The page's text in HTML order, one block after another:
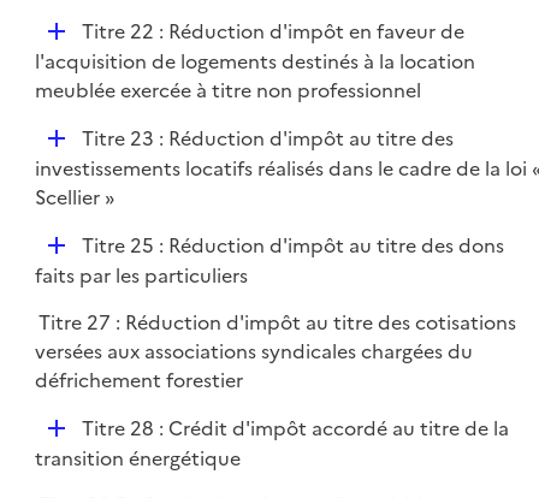
r
D
é
p
e
r
Titre 22 : Réduction d'impôt en faveur de
l'acquisition de logements destinés à la location
meublée exercée à titre non professionnel
D
é
p
e
Titre 23 : Réduction d'impôt au titre des
investissements locatifs réalisés dans le cadre de la loi
Scellier »
D
é
l
i
e
Titre 25 : Réduction d'impôt au titre des dons
faits par les particuliers
Titre 27 : Réduction d'impôt au titre des cotisations
versées aux associations syndicales chargées du
défrichement forestier
D
é
Titre 28 : Crédit d'impôt accordé au titre de la
transition énergétique